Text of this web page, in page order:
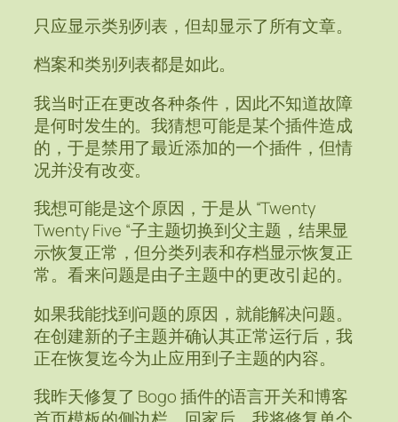
只应显示类别列表，但却显示了所有文章。
档案和类别列表都是如此。
我当时正在更改各种条件，因此不知道故障
是何时发生的。我猜想可能是某个插件造成
的，于是禁用了最近添加的一个插件，但情
况并没有改变。
我想可能是这个原因，于是从 “Twenty
Twenty Five “子主题切换到父主题，结果显
示恢复正常，但分类列表和存档显示恢复正
常。看来问题是由子主题中的更改引起的。
如果我能找到问题的原因，就能解决问题。
在创建新的子主题并确认其正常运行后，我
正在恢复迄今为止应用到子主题的内容。
我昨天修复了 Bogo 插件的语言开关和博客